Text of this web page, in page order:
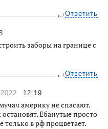
Ответить
заборы на границе с
Ответить
12:19
америку не спасают.
Ебанутые просто
только в рф процветает.